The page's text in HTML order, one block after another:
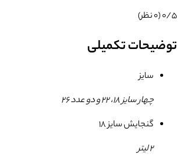
0/5(0 نظر)
توضیحات تکمیلی
سایز
چهار سایز 18، 22 و دو عدد 26
گنجایش سایز 18
2 لیتر